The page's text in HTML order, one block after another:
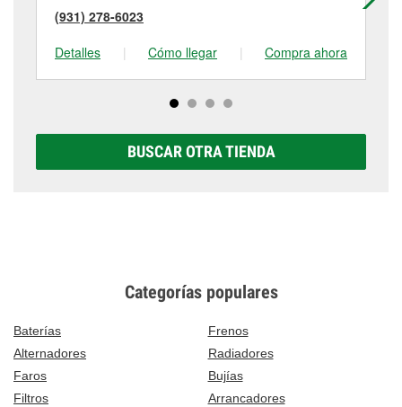
(931) 278-6023
Detalles
| Cómo llegar | Compra ahora
BUSCAR OTRA TIENDA
Categorías populares
Baterías
Frenos
Alternadores
Radiadores
Faros
Bujías
Filtros
Arrancadores